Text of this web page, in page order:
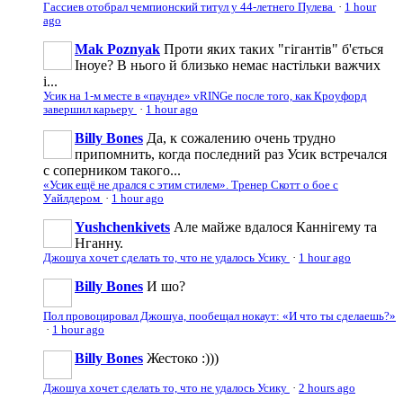
Гассиев отобрал чемпионский титул у 44-летнего Пулева · 1 hour
ago
Mak Poznyak Проти яких таких "гігантів" б'ється
Іноуе? В нього й близько немає настільки важчих
і...
Усик на 1-м месте в «паунде» vRINGe после того, как Кроуфорд
завершил карьеру · 1 hour ago
Billy Bones Да, к сожалению очень трудно
припомнить, когда последний раз Усик встречался
с соперником такого...
«Усик ещё не дрался с этим стилем». Тренер Скотт о бое с
Уайлдером · 1 hour ago
Yushchenkivets Але майже вдалося Каннігему та
Нганну.
Джошуа хочет сделать то, что не удалось Усику · 1 hour ago
Billy Bones И шо?
Пол провоцировал Джошуа, пообещал нокаут: «И что ты сделаешь?»
· 1 hour ago
Billy Bones Жестоко :)))
Джошуа хочет сделать то, что не удалось Усику · 2 hours ago